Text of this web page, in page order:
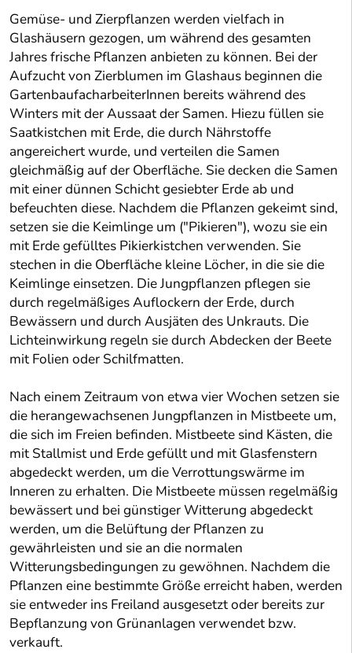
Gemüse- und Zierpflanzen werden vielfach in
Glashäusern gezogen, um während des gesamten
Jahres frische Pflanzen anbieten zu können. Bei der
Aufzucht von Zierblumen im Glashaus beginnen die
GartenbaufacharbeiterInnen bereits während des
Winters mit der Aussaat der Samen. Hiezu füllen sie
Saatkistchen mit Erde, die durch Nährstoffe
angereichert wurde, und verteilen die Samen
gleichmäßig auf der Oberfläche. Sie decken die Samen
mit einer dünnen Schicht gesiebter Erde ab und
befeuchten diese. Nachdem die Pflanzen gekeimt sind,
setzen sie die Keimlinge um ("Pikieren"), wozu sie ein
mit Erde gefülltes Pikierkistchen verwenden. Sie
stechen in die Oberfläche kleine Löcher, in die sie die
Keimlinge einsetzen. Die Jungpflanzen pflegen sie
durch regelmäßiges Auflockern der Erde, durch
Bewässern und durch Ausjäten des Unkrauts. Die
Lichteinwirkung regeln sie durch Abdecken der Beete
mit Folien oder Schilfmatten.
Nach einem Zeitraum von etwa vier Wochen setzen sie
die herangewachsenen Jungpflanzen in Mistbeete um,
die sich im Freien befinden. Mistbeete sind Kästen, die
mit Stallmist und Erde gefüllt und mit Glasfenstern
abgedeckt werden, um die Verrottungswärme im
Inneren zu erhalten. Die Mistbeete müssen regelmäßig
bewässert und bei günstiger Witterung abgedeckt
werden, um die Belüftung der Pflanzen zu
gewährleisten und sie an die normalen
Witterungsbedingungen zu gewöhnen. Nachdem die
Pflanzen eine bestimmte Größe erreicht haben, werden
sie entweder ins Freiland ausgesetzt oder bereits zur
Bepflanzung von Grünanlagen verwendet bzw.
verkauft.